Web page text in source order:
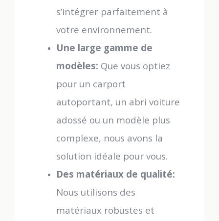
s’intégrer parfaitement à
votre environnement.
Une large gamme de
modèles: Que vous optiez
pour un carport
autoportant, un abri voiture
adossé ou un modèle plus
complexe, nous avons la
solution idéale pour vous.
Des matériaux de qualité:
Nous utilisons des
matériaux robustes et